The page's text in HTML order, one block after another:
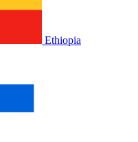
Ethiopia